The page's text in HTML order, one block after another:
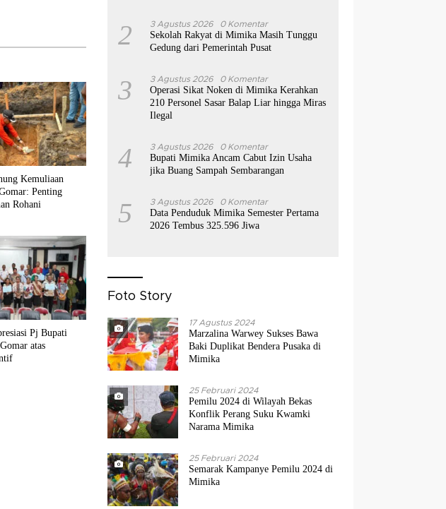
Kemuliaan
Penting
Rohani
Pj Bupati
atas
2 3 Agustus 2026 0 Komentar
Sekolah Rakyat di Mimika Masih Tunggu
Gedung dari Pemerintah Pusat
3 3 Agustus 2026 0 Komentar
Operasi Sikat Noken di Mimika Kerahkan
210 Personel Sasar Balap Liar hingga Miras
Ilegal
4 3 Agustus 2026 0 Komentar
Bupati Mimika Ancam Cabut Izin Usaha
jika Buang Sampah Sembarangan
5 3 Agustus 2026 0 Komentar
Data Penduduk Mimika Semester Pertama
2026 Tembus 325.596 Jiwa
Foto Story
17 Agustus 2024
Marzalina Warwey Sukses Bawa
Baki Duplikat Bendera Pusaka di
Mimika
25 Februari 2024
Pemilu 2024 di Wilayah Bekas
Konflik Perang Suku Kwamki
Narama Mimika
25 Februari 2024
Semarak Kampanye Pemilu 2024 di
Mimika